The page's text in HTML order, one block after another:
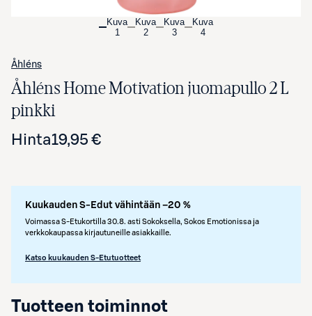
Kuva
1
Kuva
2
Kuva
3
Kuva
4
Åhléns
Åhléns Home Motivation juomapullo 2 L
pinkki
Hinta19,95 €
Kuukauden S-Edut vähintään –20 %
Voimassa S-Etukortilla 30.8. asti Sokoksella, Sokos Emotionissa ja
verkkokaupassa kirjautuneille asiakkaille.
Katso kuukauden S-Etutuotteet
Tuotteen toiminnot